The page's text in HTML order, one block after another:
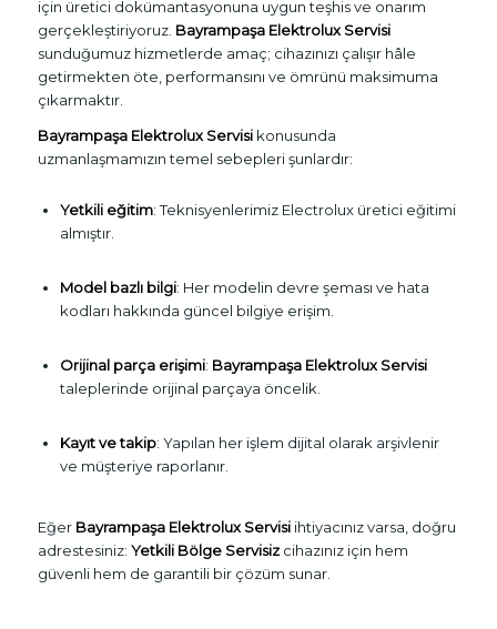
için üretici dokümantasyonuna uygun teşhis ve onarım
gerçekleştiriyoruz. Bayrampaşa Elektrolux Servisi
sunduğumuz hizmetlerde amaç; cihazınızı çalışır hâle
getirmekten öte, performansını ve ömrünü maksimuma
çıkarmaktır.
Bayrampaşa Elektrolux Servisikonusunda
uzmanlaşmamızın temel sebepleri şunlardır:
Yetkili eğitim: Teknisyenlerimiz Electrolux üretici eğitimi
almıştır.
Model bazlı bilgi: Her modelin devre şeması ve hata
kodları hakkında güncel bilgiye erişim.
Orijinal parça erişimi: Bayrampaşa Elektrolux Servisi
taleplerinde orijinal parçaya öncelik.
Kayıt ve takip: Yapılan her işlem dijital olarak arşivlenir
ve müşteriye raporlanır.
Eğer Bayrampaşa Elektrolux Servisiihtiyacınız varsa, doğru
adrestesiniz: Yetkili Bölge Servisizcihazınız için hem
güvenli hem de garantili bir çözüm sunar.